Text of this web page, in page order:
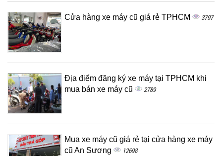
Cửa hàng xe máy cũ giá rẻ TPHCM 3797
Địa điểm đăng ký xe máy tại TPHCM khi
mua bán xe máy cũ
2789
Mua xe máy cũ giá rẻ tại cửa hàng xe máy
cũ An Sương
12698